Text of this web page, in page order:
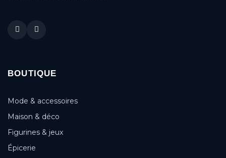
BOUTIQUE
Mode & accessoires
Maison & déco
Figurines & jeux
Épicerie